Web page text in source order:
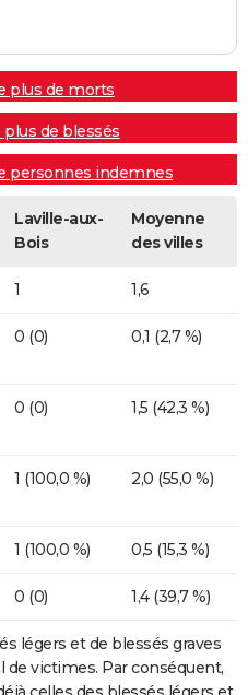
plus de morts
plus de blessés
personnes indemnes
Laville-aux-
Bois
Moyenne
des villes
1 1,6
0 (0) 0,1 (2,7 %)
0 (0) 1,5 (42,3 %)
1 (100,0 %) 2,0 (55,0 %)
1 (100,0 %) 0,5 (15,3 %)
0 (0) 1,4 (39,7 %)
légers et de blessés graves
victimes. Par conséquent,